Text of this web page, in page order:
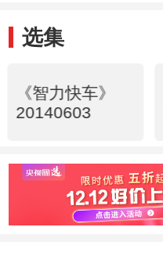
选集
《智力快车》
20140603